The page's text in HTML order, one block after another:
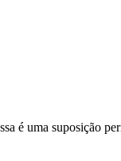
é uma suposição